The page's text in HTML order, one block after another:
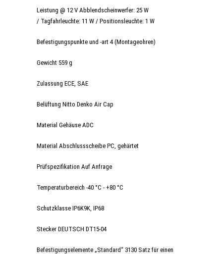
Leistung @ 12 V Abblendscheinwerfer: 25 W
/ Tagfahrleuchte: 11 W / Positionsleuchte: 1 W
Befestigungspunkte und -art 4 (Montageohren)
Gewicht 559 g
Zulassung ECE, SAE
Belüftung Nitto Denko Air Cap
Material Gehäuse ADC
Material Abschlussscheibe PC, gehärtet
Prüfspezifikation Auf Anfrage
Temperaturbereich -40 °C - +80 °C
Schutzklasse IP6K9K, IP68
Stecker DEUTSCH DT15-04
Befestigungselemente „Standard“ 3130 Satz für einen